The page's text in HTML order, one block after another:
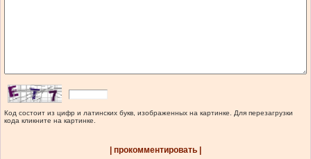
Код состоит из цифр и латинских букв, изображенных на картинке. Для перезагрузки
кода кликните на картинке.
| прокомментировать |